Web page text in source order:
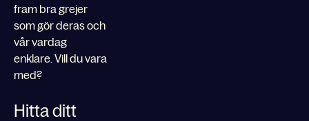
fram bra grejer
som gör deras och
vår vardag
enklare. Vill du vara
med?
Hitta ditt